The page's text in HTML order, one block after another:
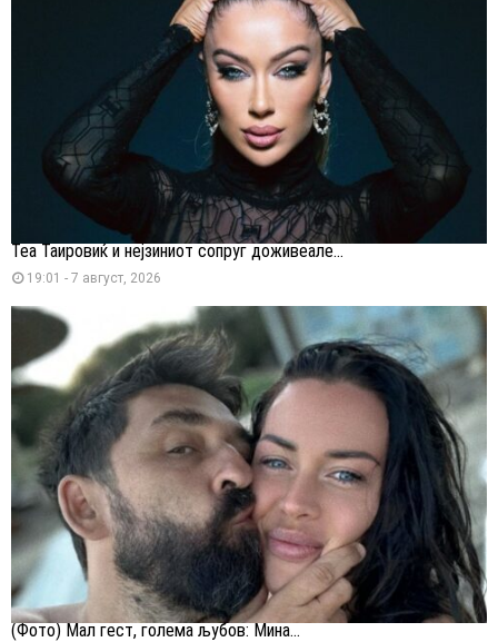
Теа Таировиќ и нејзиниот сопруг доживеале...
19:01 - 7 август, 2026
(Фото) Мал гест, голема љубов: Мина...